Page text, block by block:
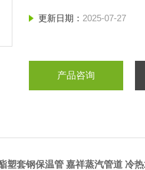
更新日期： 2025-07-27
产品咨询
塑套钢保温管 嘉祥蒸汽管道 冷